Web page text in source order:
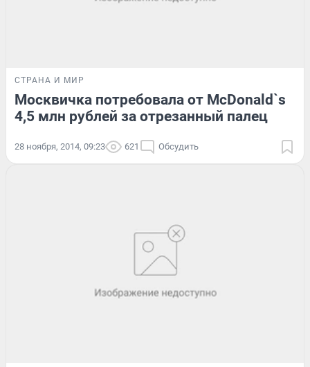
СТРАНА И МИР
Москвичка потребовала от McDonald`s
4,5 млн рублей за отрезанный палец
28 ноября, 2014, 09:23 621 Обсудить